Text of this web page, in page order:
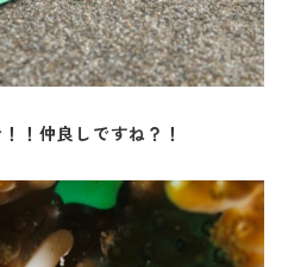
！仲良しですね？！